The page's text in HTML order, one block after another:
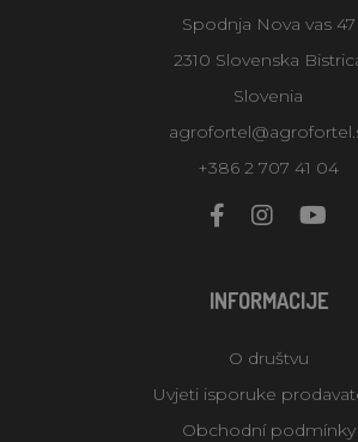
Spodnja Nova vas 47
2310 Slovenska
Slovenia
+386 2 707 41 04
INFORMACIJE
O društvu
Uvjeti isporuke
Obchodní podmínky